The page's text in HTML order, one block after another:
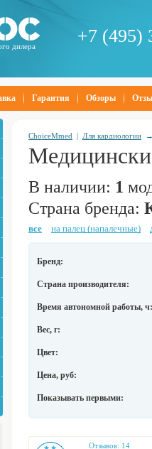
дилера
+7 (495)
Гарантия Обзоры
ChoiceMmed | Для кардиологии
В наличии: 1
Страна бренда:
все на палец (напалечные)
Бренд:
Страна производителя:
Время автономной работы, ч:
Вес, г:
Цвет:
Цена, руб:
Показывать первыми:
Отзывов: 14